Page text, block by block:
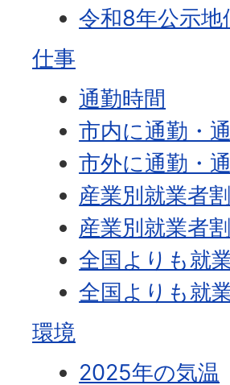
令和8年公示地
仕事
通勤時間
市内に通勤・
市外に通勤・
産業別就業者
産業別就業者
全国よりも就
全国よりも就
環境
2025年の気温